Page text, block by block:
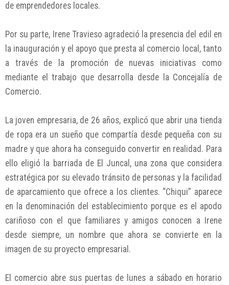
de emprendedores locales.
Por su parte, Irene Travieso agradeció la presencia del edil en
la inauguración y el apoyo que presta al comercio local, tanto
a través de la promoción de nuevas iniciativas como
mediante el trabajo que desarrolla desde la Concejalía de
Comercio.
La joven empresaria, de 26 años, explicó que abrir una tienda
de ropa era un sueño que compartía desde pequeña con su
madre y que ahora ha conseguido convertir en realidad. Para
ello eligió la barriada de El Juncal, una zona que considera
estratégica por su elevado tránsito de personas y la facilidad
de aparcamiento que ofrece a los clientes. “Chiqui” aparece
en la denominación del establecimiento porque es el apodo
cariñoso con el que familiares y amigos conocen a Irene
desde siempre, un nombre que ahora se convierte en la
imagen de su proyecto empresarial.
El comercio abre sus puertas de lunes a sábado en horario